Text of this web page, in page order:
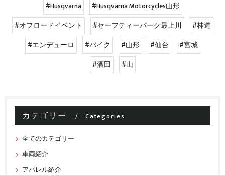
#Husqvarna
#Husqvarna Motorcycles山形
#オフロードイベント
#セーフティーパーク最上川
#林道
#エンデューロ
#バイク #山形 #仙台
#宮城
#酒田
#山
カテゴリー Categories
全てのカテゴリー
車両紹介
アパレル紹介